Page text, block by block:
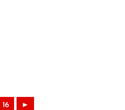
16 ►